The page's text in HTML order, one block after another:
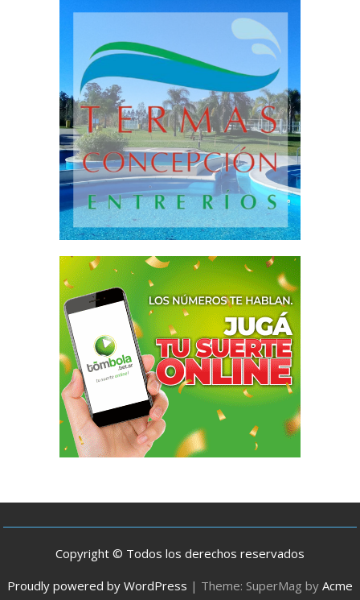
Copyright © Todos los derechos reservados
Proudly powered by WordPress | Theme: SuperMag by Acme